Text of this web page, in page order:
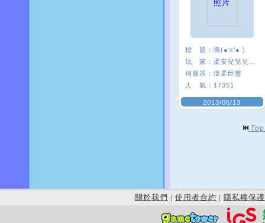
標 題： 嗨(●‘ε’● )
玩 家：
伺服器： 溫柔巨蟹
人 氣： 17351
2013/06/13
關於我們 | 使用者合約 | 隱私權保護